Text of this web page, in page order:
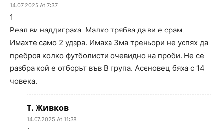
14.07.2025 At 7:37
1
Реал ви наддиграха. Малко трябва да ви е срам.
Имахте само 2 удара. Имаха 3ма треньори не успях да
преброя колко футболисти очевидно на проби. Не се
разбра кой е отборът във В група. Асеновец бяха с 14
човека.
Т. Живков
14.07.2025 At 11:38